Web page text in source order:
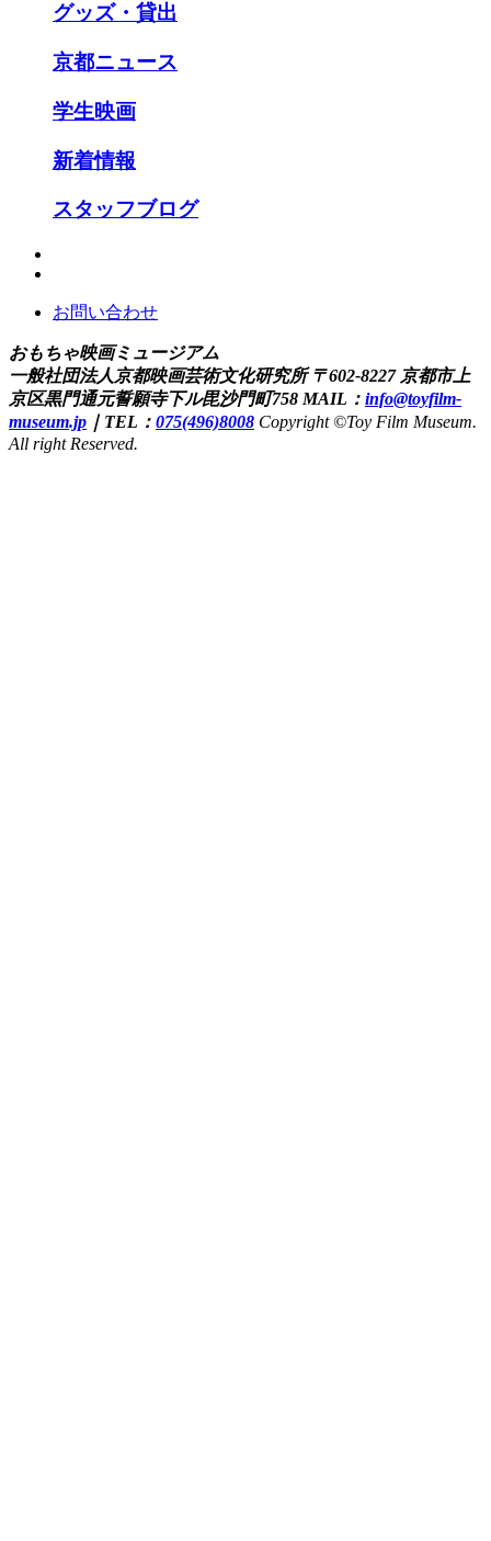
グッズ・貸出
京都ニュース
学生映画
新着情報
スタッフブログ
お問い合わせ
おもちゃ映画ミュージアム
一般社団法人京都映画芸術文化研究所 〒602-8227 京都市上
京区黒門通元誓願寺下ル毘沙門町758 MAIL： info@toyfilm-
museum.jp ｜ TEL： 075(496)8008 Copyright ©Toy Film Museum.
All right Reserved.